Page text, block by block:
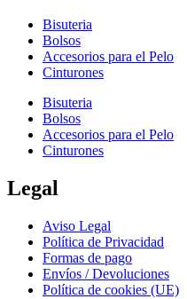
Bisuteria
Bolsos
Accesorios para el Pelo
Cinturones
Bisuteria
Bolsos
Accesorios para el Pelo
Cinturones
Legal
Aviso Legal
Política de Privacidad
Formas de pago
Envíos / Devoluciones
Política de cookies (UE)